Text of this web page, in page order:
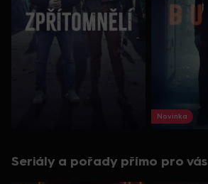
Novinka
Seriály a pořady přímo pro vás